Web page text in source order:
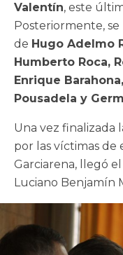
Valentín, este
Posteriormente,
de Hugo Adelmo
Humberto Roca,
Enrique
Pousadela y
Una vez finalizada
por las víctimas de
Garciarena, llegó
Luciano Benjamín